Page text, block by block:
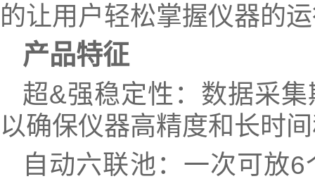
的让用户轻松掌握仪器的
产品特征
超&强稳定性：数据采
以确保仪器高精度和长时
自动六联池：一次可放